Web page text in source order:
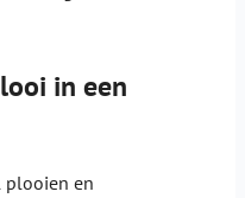
in een
plooien en